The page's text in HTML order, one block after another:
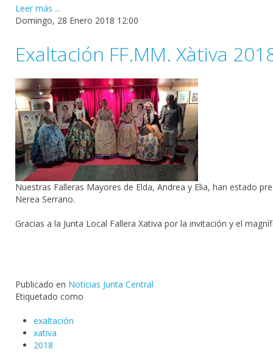
Leer más ...
Domingo, 28 Enero 2018 12:00
Exaltación FF.MM. Xàtiva
Nuestras Falleras Mayores de Elda, Andrea y Elia, han estado
Nerea Serrano.
Gracias a la Junta Local Fallera Xativa por la invitación y el
Publicado en Noticias Junta Central
Etiquetado como
exaltación
xativa
2018